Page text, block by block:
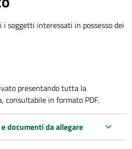
soggetti interessati in possesso dei
presentando tutta la
consultabile in formato PDF.
documenti da allegare